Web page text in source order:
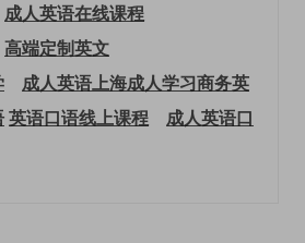
成人英语在线课程
高端定制英文
成人英语上海成人学习商务英
英语口语线上课程
成人英语口